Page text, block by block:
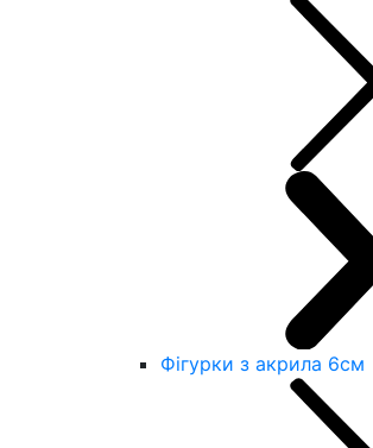
Фігурки з акрила 6см